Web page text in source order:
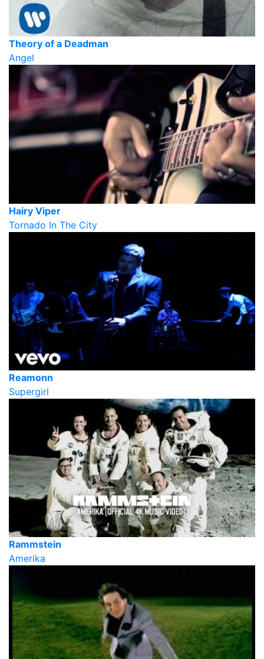
Theory of a Deadman
Angel
Hairy Viper
Tornado In The City
Reamonn
Supergirl
Rammstein
Amerika